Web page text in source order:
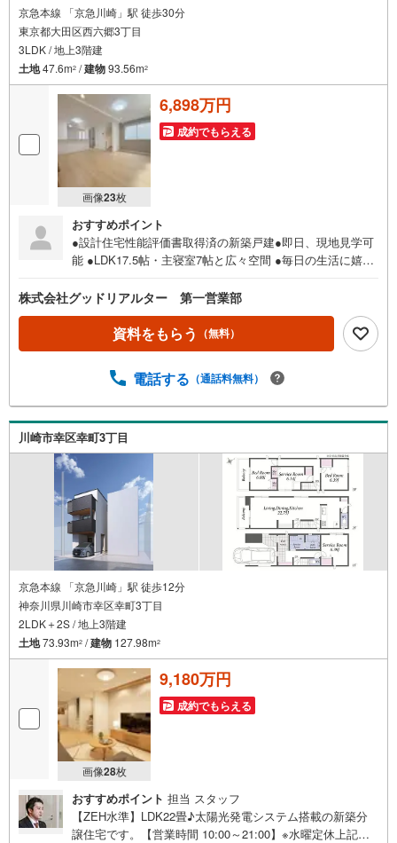
京急本線 「京急川崎」駅 徒歩30分
東京都大田区西六郷3丁目
3LDK / 地上3階建
土地47.6m2 /建物93.56m2
画像23枚
6,898万円
成約でもらえる
おすすめポイント
●設計住宅性能評価書取得済の新築戸建●即日、現地見学可
能 ●LDK17.5帖・主寝室7帖と広々空間 ●毎日の生活に嬉し
郷土手』駅徒歩9分の閑静な住宅街に立地━━━━━━━━
━━━━━━━━━━━━━━━■【まずは〈〈資料をもら
う〉〉をクリック！】周辺環境やWEBだけではわからない
情報もしっかりご説明させていただきます。〇ご自宅やご
購入後のことまで経験豊富なスタッフがサポートいたしま
案内いたします。当日案内希望など、お気軽にお問合せく
ださい！【営業時間10:00～19:00（定休日 火・水曜日）】
〇ファイナンシャルプランナー・住宅ローンアドバイザ
ー、一級建築士が在籍しております。〇資金計画やご予算
の組み立て、住宅に関すること、補助金のことなどご相談
ください。お問い合わせお待ちしております！
株式会社グッドリアルター 第一営業部
資料をもらう （無料）
電話する （通話料無料）
川崎市幸区幸町3丁目
京急本線 「京急川崎」駅 徒歩12分
神奈川県川崎市幸区幸町3丁目
2LDK＋2S / 地上3階建
土地73.93m2 /建物 127.98m2
画像28枚
9,180万円
成約でもらえる
おすすめポイント 担当 スタッフ
【ZEH水準】LDK22畳♪太陽光発電システム搭載の新築分
譲住宅です。【営業時間 10:00～21:00】※水曜定休上記時